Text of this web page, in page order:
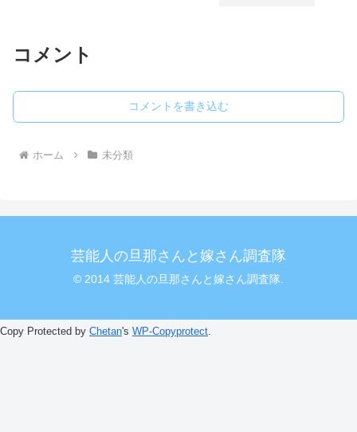
コメント
コメントを書き込む
ホーム 未分類
芸能人の旦那さんと嫁さん調査隊
© 2014 芸能人の旦那さんと嫁さん調査隊.
Copy Protected by Chetan's WP-Copyprotect.